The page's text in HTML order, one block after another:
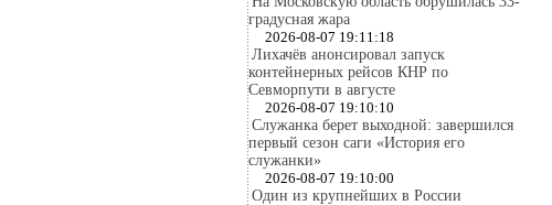
градусная жара
2026-08-07 19:11:18
Лихачёв анонсировал запуск
контейнерных рейсов КНР по
Севморпути в августе
2026-08-07 19:10:10
Служанка берет выходной: завершился
первый сезон саги «История его
служанки»
2026-08-07 19:10:00
Один из крупнейших в России